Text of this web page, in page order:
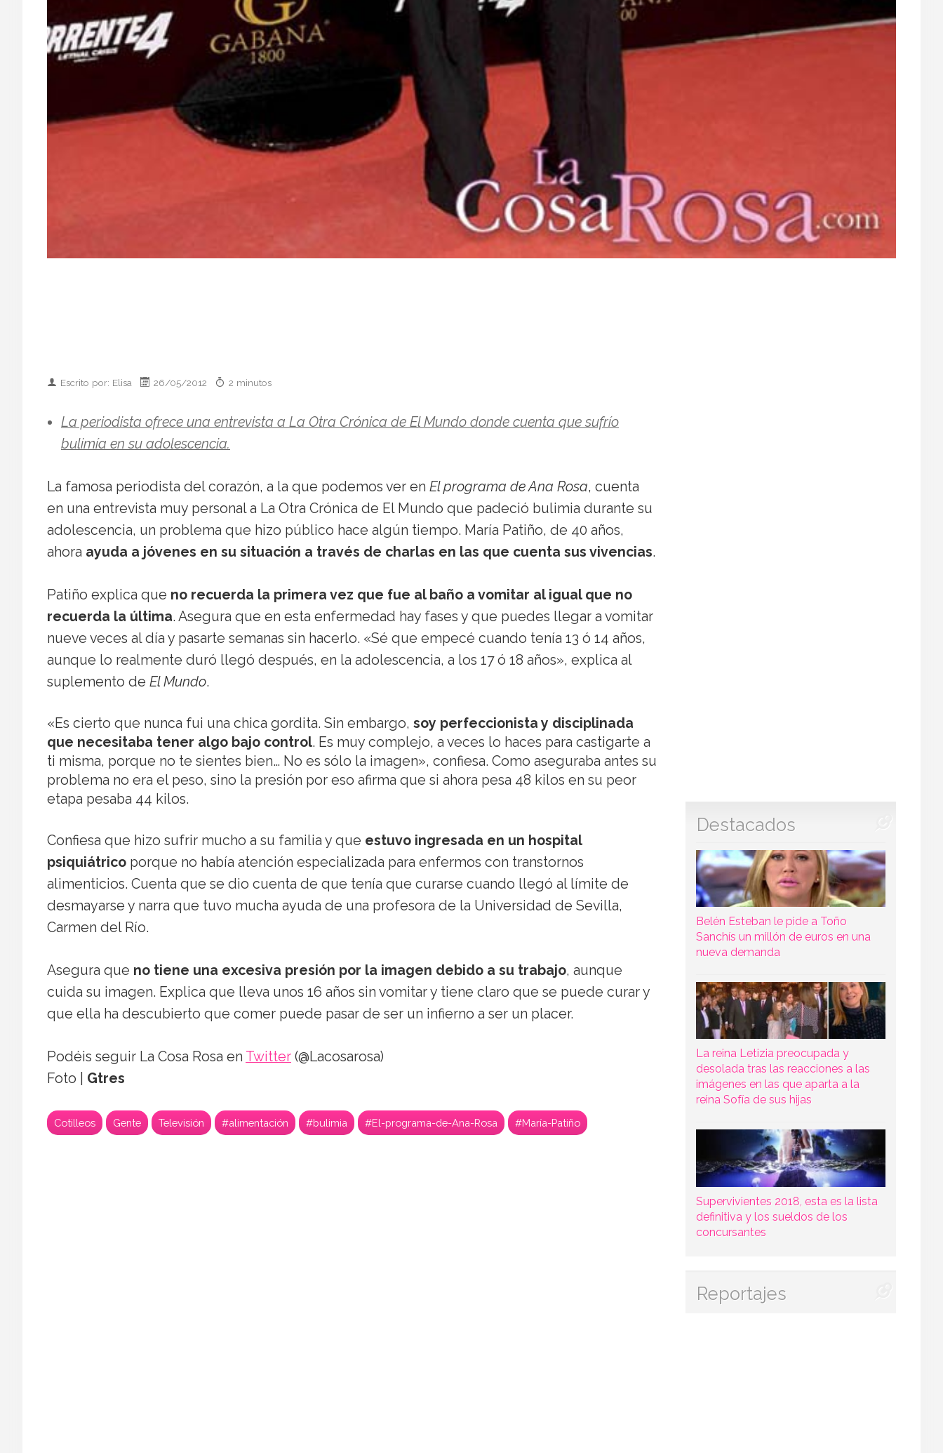
Escrito por: Elisa 26/05/2012 2 minutos
La periodista ofrece una entrevista a La Otra Crónica de El Mundo donde cuenta que sufrío
bulimía en su adolescencia.
La famosa periodista del corazón, a la que podemos ver en El programa de Ana Rosa, cuenta
en una entrevista muy personal a La Otra Crónica de El Mundo que padeció bulimia durante su
adolescencia, un problema que hizo público hace algún tiempo. María Patiño, de 40 años,
ahora ayuda a jóvenes en su situación a través de charlas en las que cuenta sus vivencias.
Patiño explica que no recuerda la primera vez que fue al baño a vomitar al igual que no
recuerda la última. Asegura que en esta enfermedad hay fases y que puedes llegar a vomitar
nueve veces al día y pasarte semanas sin hacerlo. «Sé que empecé cuando tenía 13 ó 14 años,
aunque lo realmente duró llegó después, en la adolescencia, a los 17 ó 18 años», explica al
suplemento de El Mundo.
«Es cierto que nunca fui una chica gordita. Sin embargo, soy perfeccionista y disciplinada
que necesitaba tener algo bajo control. Es muy complejo, a veces lo haces para castigarte a
ti misma, porque no te sientes bien… No es sólo la imagen», confiesa. Como aseguraba antes su
problema no era el peso, sino la presión por eso afirma que si ahora pesa 48 kilos en su peor
etapa pesaba 44 kilos.
Confiesa que hizo sufrir mucho a su familia y que estuvo ingresada en un hospital
psiquiátrico porque no había atención especializada para enfermos con transtornos
alimenticios. Cuenta que se dio cuenta de que tenía que curarse cuando llegó al límite de
desmayarse y narra que tuvo mucha ayuda de una profesora de la Universidad de Sevilla,
Carmen del Río.
Asegura que no tiene una excesiva presión por la imagen debido a su trabajo, aunque
cuida su imagen. Explica que lleva unos 16 años sin vomitar y tiene claro que se puede curar y
que ella ha descubierto que comer puede pasar de ser un infierno a ser un placer.
Podéis seguir La Cosa Rosa en Twitter (@Lacosarosa)
Foto | Gtres
Cotilleos Gente Televisión #alimentación #bulimia #El-programa-de-Ana-Rosa #María-Patiño
Destacados
Belén Esteban le pide a Toño
Sanchís un millón de euros en una
nueva demanda
La reina Letizia preocupada y
desolada tras las reacciones a las
imágenes en las que aparta a la
reina Sofía de sus hijas
Supervivientes 2018, esta es la lista
definitiva y los sueldos de los
concursantes
Reportajes